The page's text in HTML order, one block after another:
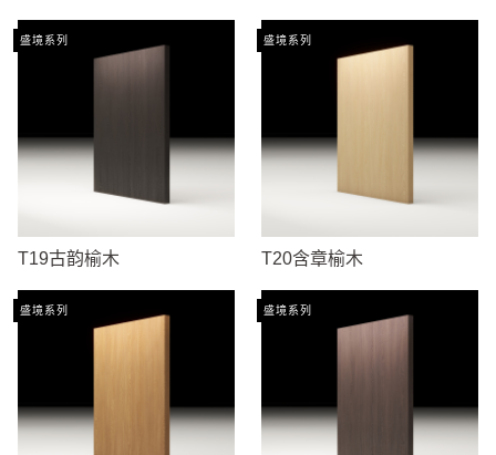
盛境系列
T19古韵榆木
盛境系列
T20含章榆木
盛境系列 盛境系列